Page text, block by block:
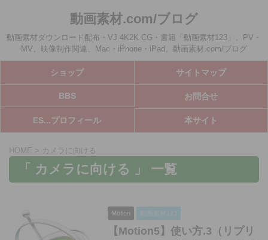
動画素材.com/ブログ
動画素材ダウンロード配布・VJ 4K2K CG・書籍「動画素材123」、PV・
MV、映像制作関連、Mac・iPhone・iPad。動画素材.com/ブログ
ショップ サイトマップ
BBS お問合せ
ES...プロフィール 本サイト
HOME > カメラに向ける
「 カメラに向ける 」 一覧
Motion
【Motion5】使い方.3（リプリ